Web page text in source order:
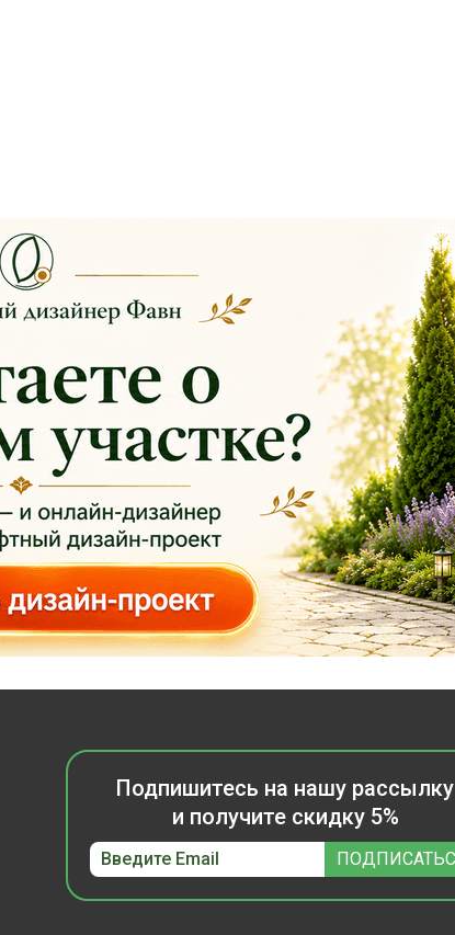
Подпишитесь на нашу рассылку
и получите скидку 5%